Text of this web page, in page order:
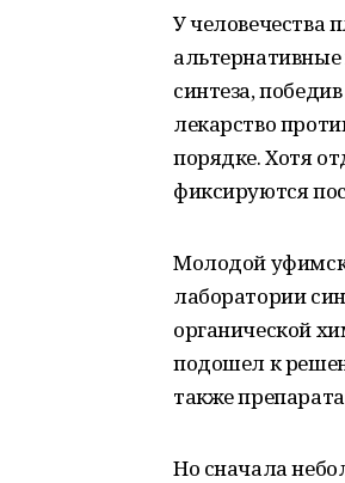
У человечества
альтернативные
синтеза,
лекарство
порядке. Хотя
фиксируются
Молодой
лаборатории
органической
подошел к
также
Но сначала